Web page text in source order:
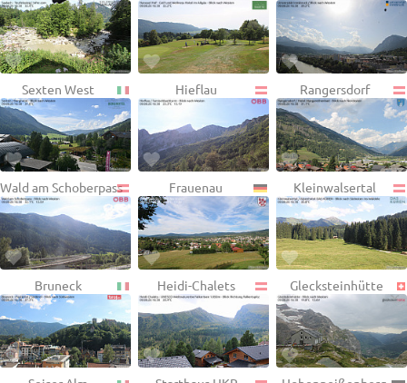
Sexten West Hieflau Rangersdorf
Wald am Schoberpass Frauenau Kleinwalsertal
Bruneck Heidi-Chalets Glecksteinhütte